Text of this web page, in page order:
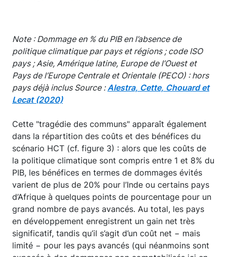
Note : Dommage en % du PIB en l’absence de
politique climatique par pays et régions ; code ISO
pays ; Asie, Amérique latine, Europe de l’Ouest et
Pays de l’Europe Centrale et Orientale (PECO) : hors
pays déjà inclus Source : Alestra, Cette, Chouard et
Lecat (2020)
Cette "tragédie des communs" apparaît également
dans la répartition des coûts et des bénéfices du
scénario HCT (cf. figure 3) : alors que les coûts de
la politique climatique sont compris entre 1 et 8% du
PIB, les bénéfices en termes de dommages évités
varient de plus de 20% pour l’Inde ou certains pays
d’Afrique à quelques points de pourcentage pour un
grand nombre de pays avancés. Au total, les pays
en développement enregistrent un gain net très
significatif, tandis qu’il s’agit d’un coût net − mais
limité − pour les pays avancés (qui néanmoins sont